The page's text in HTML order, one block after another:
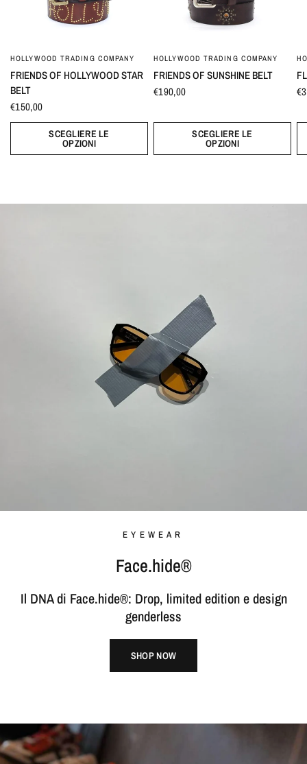
HOLLYWOOD TRADING COMPANY
FRIENDS OF HOLLYWOOD STAR
BELT
€150,00
SCEGLIERE LE
OPZIONI
HOLLYWOOD TRADING COMPANY
FRIENDS OF SUNSHINE BELT
€190,00
SCEGLIERE LE
OPZIONI
EYEWEAR
Face.hide®
Il DNA di Face.hide®: Drop, limited edition e design
genderless
SHOP NOW